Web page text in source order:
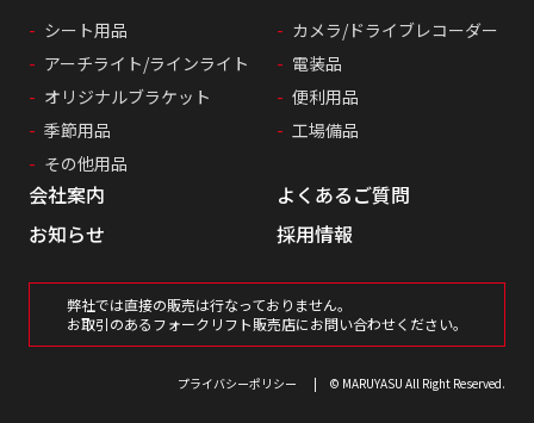
シート用品
カメラ/ドライブレコーダー
アーチライト/ラインライト
電装品
オリジナルブラケット
便利用品
季節用品
工場備品
その他用品
会社案内
お知らせ
よくあるご質問
採用情報
弊社では直接の販売は行なっておりません。
お取引のあるフォークリフト販売店にお問い合わせください。
プライバシーポリシー © MARUYASU All Right Reserved.